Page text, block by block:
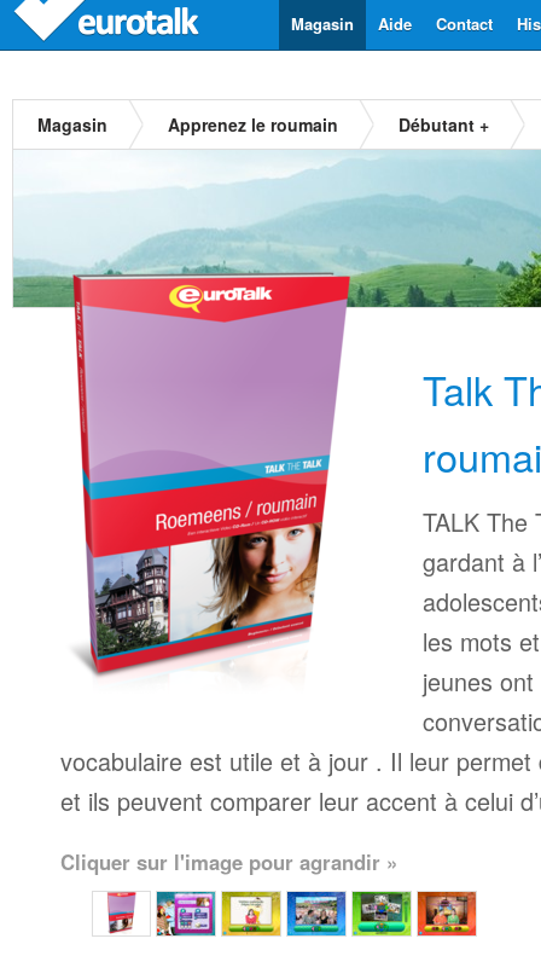
Contact
Aide
Magasin
Magasin Apprenez le roumain Débutant +
Talk
TALK The
gardant à
les mots
jeunes
vocabulaire est utile et à jour . Il leur
et ils peuvent comparer leur accent à celui
Cliquer sur l'image pour agrandir »